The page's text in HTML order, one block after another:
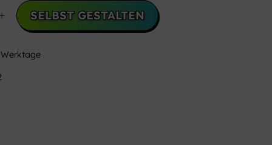
+ SELBST GESTALTEN